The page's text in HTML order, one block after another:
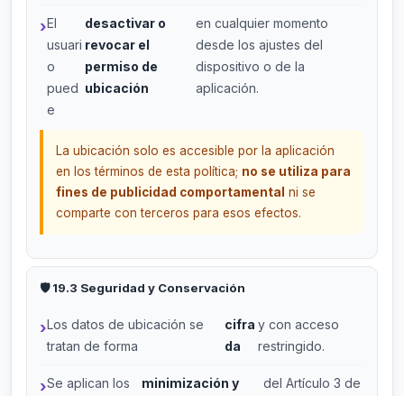
El
usuari
o
pued
e
desactivar o
revocar el
permiso de
ubicación
en cualquier momento
desde los ajustes del
dispositivo o de la
aplicación.
La ubicación solo es accesible por la aplicación
en los términos de esta política; no se utiliza para
fines de publicidad comportamental ni se
comparte con terceros para esos efectos.
🛡️ 19.3 Seguridad y Conservación
Los datos de ubicación se
tratan de forma
cifra
da
y con acceso
restringido.
Se aplican los
minimización y
del Artículo 3 de